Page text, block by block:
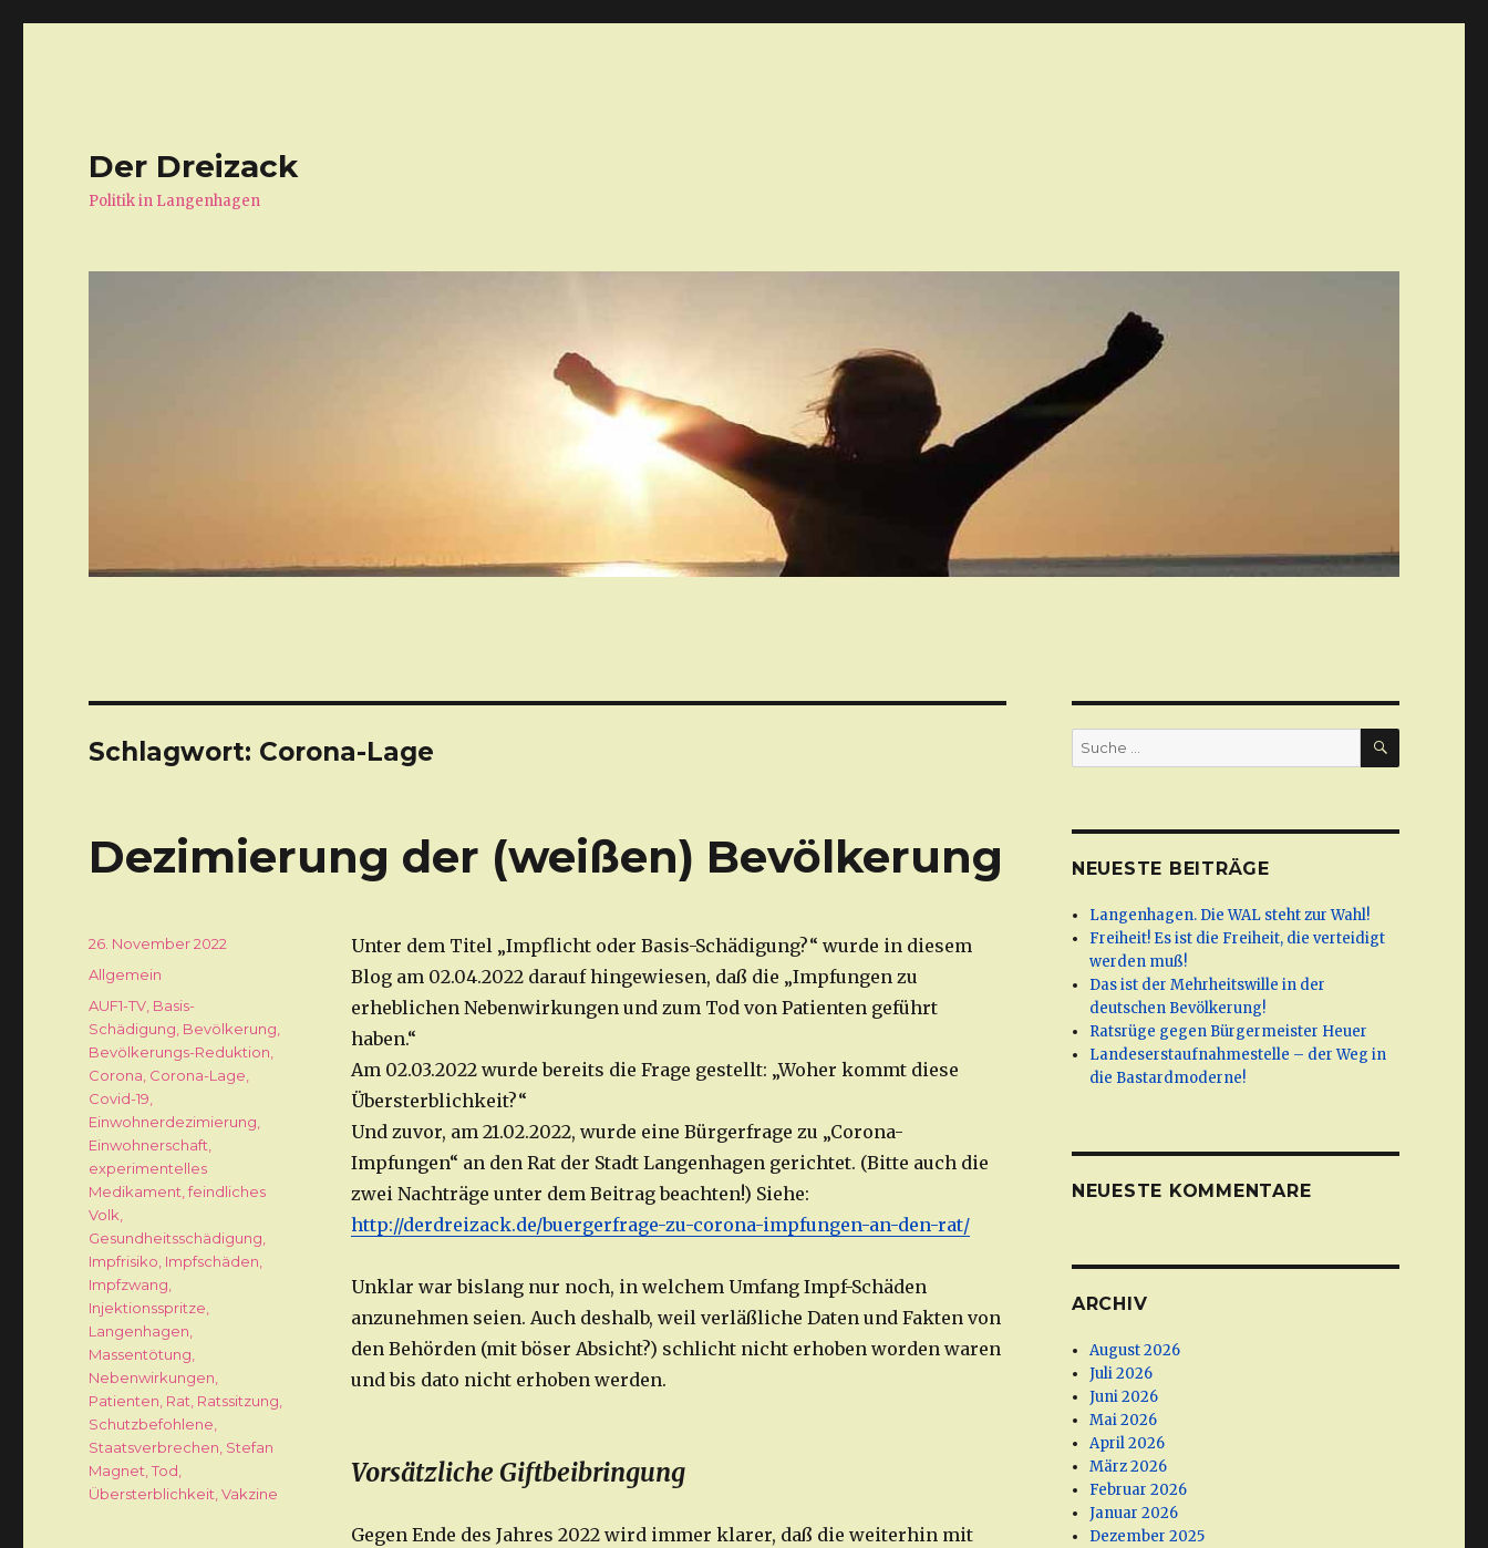
Der Dreizack
Politik in Langenhagen
Schlagwort: Corona-Lage
Dezimierung der (weißen) Bevölkerung
Unter dem Titel „Impflicht oder Basis-Schädigung?“ wurde in diesem
Blog am 02.04.2022 darauf hingewiesen, daß die „Impfungen zu
erheblichen Nebenwirkungen und zum Tod von Patienten geführt
haben.“
Am 02.03.2022 wurde bereits die Frage gestellt: „Woher kommt diese
Übersterblichkeit?“
Und zuvor, am 21.02.2022, wurde eine Bürgerfrage zu „Corona-
Impfungen“ an den Rat der Stadt Langenhagen gerichtet. (Bitte auch die
zwei Nachträge unter dem Beitrag beachten!) Siehe:
http://derdreizack.de/buergerfrage-zu-corona-impfungen-an-den-rat/
Unklar war bislang nur noch, in welchem Umfang Impf-Schäden
anzunehmen seien. Auch deshalb, weil verläßliche Daten und Fakten von
den Behörden (mit böser Absicht?) schlicht nicht erhoben worden waren
und bis dato nicht erhoben werden.
Vorsätzliche Giftbeibringung
Gegen Ende des Jahres 2022 wird immer klarer, daß die weiterhin mit
Veröffentlicht
am
26. November 2022
Kategorien
Allgemein
Schlagwörter
AUF1-TV Basis-
Schädigung Bevölkerung
Bevölkerungs-Reduktion
Corona Corona-Lage
Covid-19
Einwohnerdezimierung
Einwohnerschaft
experimentelles
Medikament ,feindliches
Volk
Gesundheitsschädigung
Impfrisiko Impfschäden
Impfzwang
Injektionsspritze
Langenhagen
Massentötung
Nebenwirkungen
Patienten Rat Ratssitzung
Schutzbefohlene
Staatsverbrechen Stefan
Magnet ,Tod
Übersterblichkeit ,Vakzine
Suche
nach:
SUCHE
NEUESTE BEITRÄGE
Langenhagen. Die WAL steht zur Wahl!
Freiheit! Es ist die Freiheit, die verteidigt
werden muß!
Das ist der Mehrheitswille in der
deutschen Bevölkerung!
Ratsrüge gegen Bürgermeister Heuer
Landeserstaufnahmestelle – der Weg in
die Bastardmoderne!
NEUESTE KOMMENTARE
ARCHIV
August 2026
Juli 2026
Juni 2026
Mai 2026
April 2026
März 2026
Februar 2026
Januar 2026
Dezember 2025